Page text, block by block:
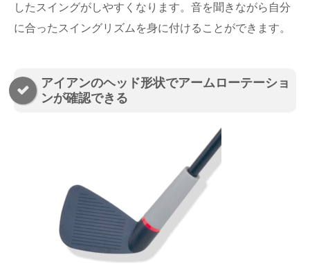
したスイングがしやすくなります。音を聞きながら自分
に合ったスイングリズムを身に付けることができます。
アイアンのヘッド形状でアームローテーショ
ンが確認できる